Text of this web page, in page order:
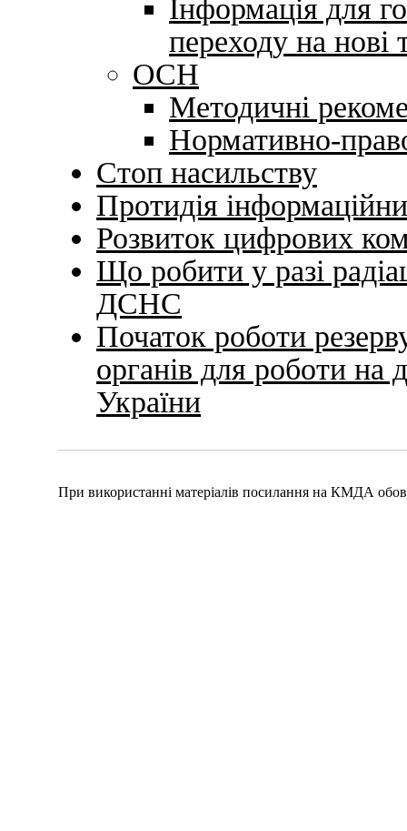
Інформація для
переходу на нові
ОСН
Методичні
Нормативно-
Стоп насильству
Протидія
Розвиток цифрових
Що робити у разі
ДСНС
Початок роботи
органів для роботи на
України
При використанні матеріалів посилання на КМДА